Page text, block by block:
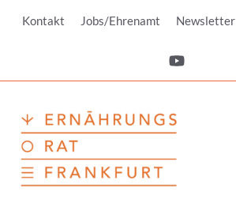
InhaltKontakt Jobs/Ehrenamt Newsletter